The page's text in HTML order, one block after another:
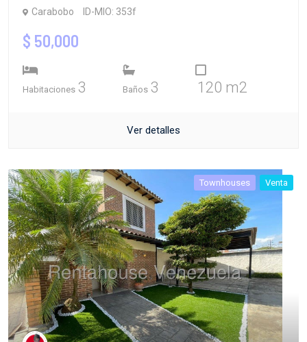
Carabobo ID-MIO: 353f
$ 50,000
Habitaciones 3 Baños 3 120 m2
Ver detalles
Townhouses Venta